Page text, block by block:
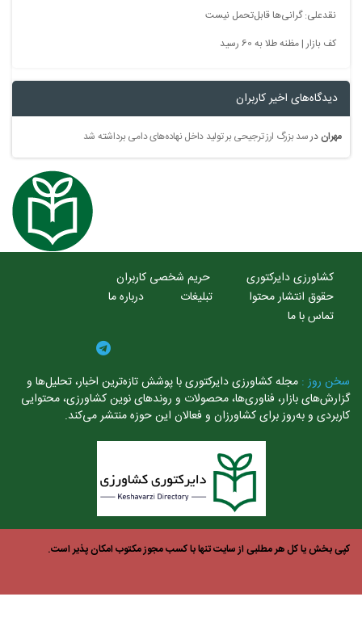
نقدعلی: گرانی‌ها قابل‌تحمل نیست
کف بازار | مظنه طلا به 60 رسید
دیدگاه‌های اخیر کاربران
مهراندرسد بزرگ ارز ترجیحی بر تولید داخل نهاده‌های دامی برداشته شد
کشاورزی دایرکتوری
حریم شخصی کاربران
حقوق انتشار محتوا
تبلیغات
درباره ما
تماس با ما
روز :مجله کشاورزی دایرکتوری با پوشش تازه‌ترین اخبار، تحلیل‌ها و
بازار، فناوری‌ها، محصولات و روندهای نوین کشاورزی، محتوایی
و به‌روز برای کشاورزان و فعالان این حوزه منتشر می‌کند.
بخش یا کل هر مطلبی از سایت تنها با کسب مجوز مکتوب امکان پذیر است.